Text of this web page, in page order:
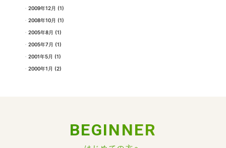
2009年12月 (1)
2008年10月 (1)
2005年8月 (1)
2005年7月 (1)
2001年5月 (1)
2000年1月 (2)
BEGINNER